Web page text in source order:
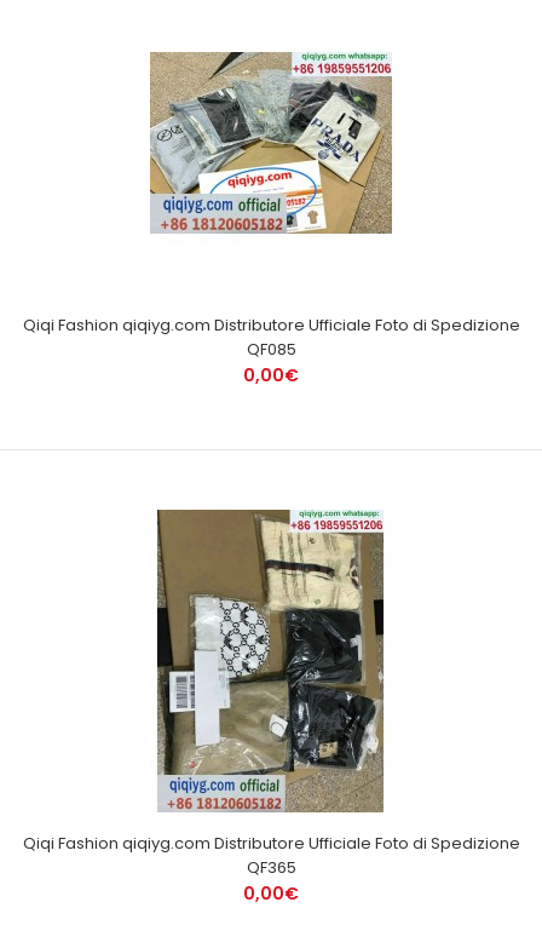
Qiqi Fashion qiqiyg.com Distributore Ufficiale Foto di Spedizione
QF085
0,00€
Qiqi Fashion qiqiyg.com Distributore Ufficiale Foto di Spedizione
QF365
0,00€